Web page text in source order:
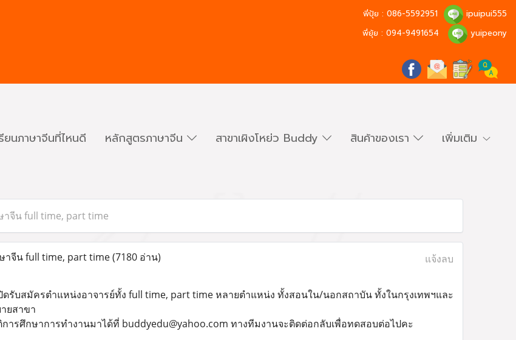
พี่ปุ้ย : 086-5592951
ipuipui555
พี่ยุ้ย : 094-9491654 yuipeony
ยนภาษาจีนที่ไหนดี หลักสูตรภาษาจีน สาขาเผิงโหย่ว Buddy สินค้าของเรา เพิ่มเติม
จีน full time, part time
าจีน full time, part time(7180 อ่าน) แจ้งลบ
ดรับสมัครตำแหน่งอาจารย์ทั้ง full time, part time หลายตำแหน่ง ทั้งสอนใน/นอกสถาบัน ทั้งในกรุงเทพฯและ
ยสาขา
ารศึกษาการทำงานมาได้ที่ buddyedu@yahoo.com ทางทีมงานจะติดต่อกลับเพื่อทดสอบต่อไปคะ